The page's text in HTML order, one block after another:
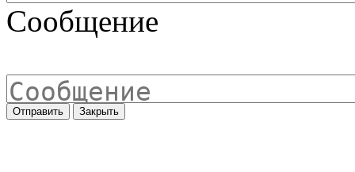
Сообщение
Отправить Закрыть